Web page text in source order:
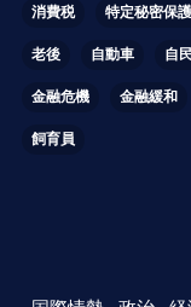
消費税 特定秘密保
老後 自動車 自
金融危機 金融緩和
飼育員